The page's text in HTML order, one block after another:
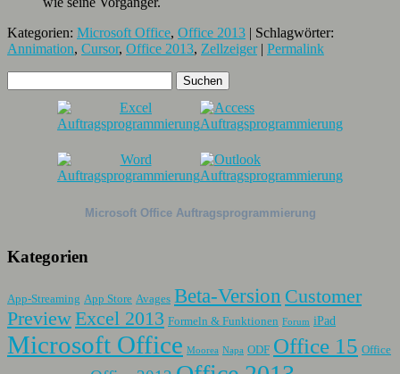
Kategorien: Microsoft Office, Office 2013 | Schlagwörter:
Annimation, Cursor, Office 2013, Zellzeiger| Permalink
Microsoft Office Auftragsprogrammierung
Kategorien
App-Streaming App Store Avages Beta-Version Customer
PreviewExcel 2013 Formeln & Funktionen Forum iPad
Microsoft Office Moorea Napa ODF Office 15 Office